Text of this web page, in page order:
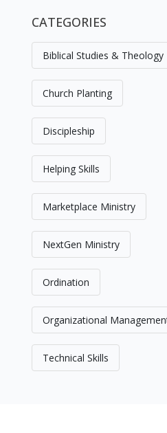
Skip [Cocoon] Custom HTML
CATEGORIES
Biblical Studies & Theology
Church Planting
Discipleship
Helping Skills
Marketplace Ministry
NextGen Ministry
Ordination
Organizational
Technical Skills